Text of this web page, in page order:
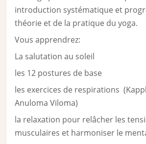
introduction systématique et
théorie et de la pratique du yoga.
Vous apprendrez:
La salutation au soleil
les 12 postures de base
les exercices de respirations
Anuloma Viloma)
la relaxation pour relâcher les
musculaires et harmoniser le